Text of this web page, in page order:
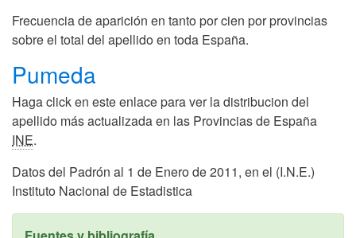
Frecuencia de aparición en tanto por cien por provincias
sobre el total del apellido en toda España.
Pumeda
Haga click en este enlace para ver la distribucion del
apellido más actualizada en las Provincias de España
INE.
Datos del Padrón al 1 de Enero de 2011, en el (I.N.E.)
Instituto Nacional de Estadistica